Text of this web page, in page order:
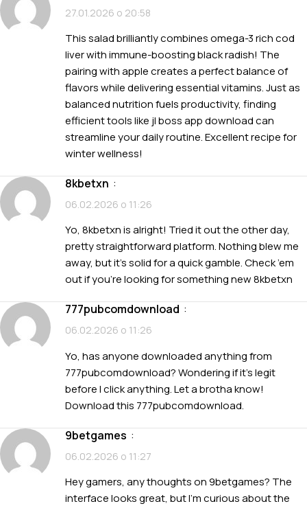
27.01.2026 о 20:58
This salad brilliantly combines omega-3 rich cod
liver with immune-boosting black radish! The
pairing with apple creates a perfect balance of
flavors while delivering essential vitamins. Just as
balanced nutrition fuels productivity, finding
efficient tools like jl boss app downloadcan
streamline your daily routine. Excellent recipe for
winter wellness!
8kbetxn :
06.02.2026 о 11:26
Yo, 8kbetxn is alright! Tried it out the other day,
pretty straightforward platform. Nothing blew me
away, but it’s solid for a quick gamble. Check ’em
out if you’re looking for something new8kbetxn
777pubcomdownload :
06.02.2026 о 11:26
Yo, has anyone downloaded anything from
777pubcomdownload? Wondering if it’s legit
before I click anything. Let a brotha know!
Download this 777pubcomdownload.
9betgames :
06.02.2026 о 11:27
Hey gamers, any thoughts on 9betgames? The
interface looks great, but I’m curious about the